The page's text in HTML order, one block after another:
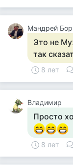
Мандрей
Это не
так
8 лет
Владимир
Просто
8 лет